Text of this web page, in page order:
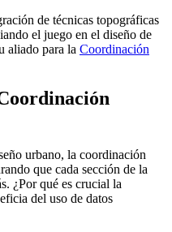
de técnicas topográficas
el juego en el diseño de
aliado para la Coordinación
urbano, la coordinación
que cada sección de la
¿Por qué es crucial la
del uso de datos